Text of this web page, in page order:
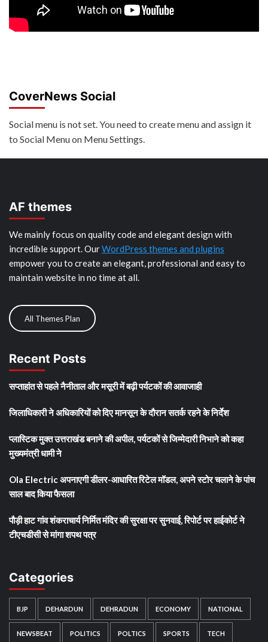
CoverNews Social
Social menu is not set. You need to create menu and assign it
to Social Menu on Menu Settings.
AF themes
We mainly focus on quality code and elegant design with
incredible support. OurWordPress themes and plugins
empower you to create an elegant, professional and easy to
maintain website in no time at all.
All Themes Plan
Recent Posts
सप्ताहांत से पहले नैनीताल और मसूरी में बढ़ी पर्यटकों की आवाजाही
जिलाधिकारी ने अधिकारियों को दिए मानसून के दौरान सतर्क रहने के निर्देश
प्लास्टिक मुक्त उत्तराखंड बनाने की अपील, पर्यटकों से जिम्मेदारी निभाने को कहा
मुख्यमंत्री धामी ने
Ola Electric अपनाएगी डीलर-आधारित रिटेल मॉडल, अपने स्टोर चलाने के पांच
साल बाद किया फैसला
पौड़ी हाट गांव शंकराचार्य निर्मित मंदिर की सुरक्षा पर सुनवाई, रिपोर्ट पर हाईकोर्ट ने
टीएचडीसी से मांगा शपथ पत्र
Categories
BJP DEHARDUN DEHRADUN ECONOMY NATIONAL
NEWSBEAT POLITICS POLTICS SPORTS TECH